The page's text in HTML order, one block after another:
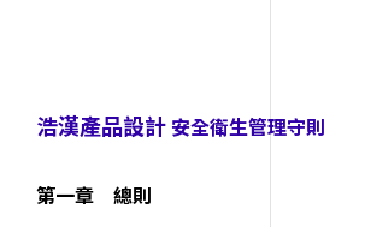
浩漢產品設計 安全衛生管理守則
第一章 總則